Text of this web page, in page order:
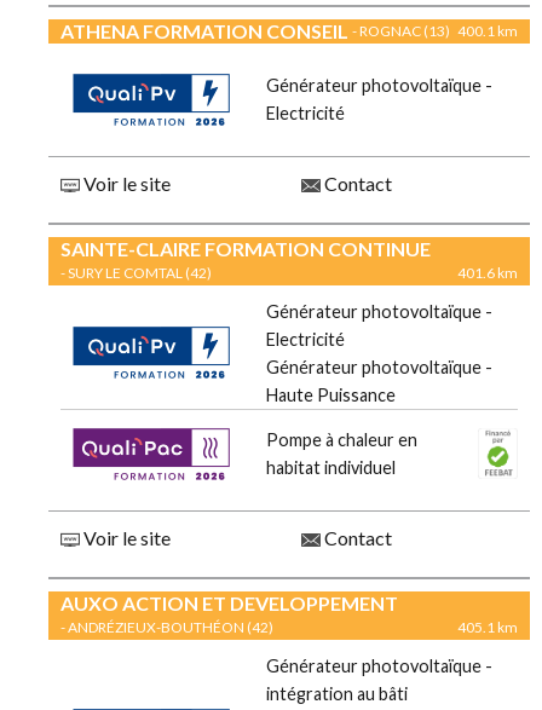
ATHENA FORMATION CONSEIL - ROGNAC (13) 400.1 km
Générateur photovoltaïque -
Electricité
Voir le site Contact
SAINTE-CLAIRE FORMATION CONTINUE
- SURY LE COMTAL (42) 401.6 km
Générateur photovoltaïque -
Electricité
Générateur photovoltaïque -
Haute Puissance
Pompe à chaleur en
habitat individuel
Voir le site Contact
AUXO ACTION ET DEVELOPPEMENT
- ANDRÉZIEUX-BOUTHÉON (42) 405.1 km
Générateur photovoltaïque -
intégration au bâti